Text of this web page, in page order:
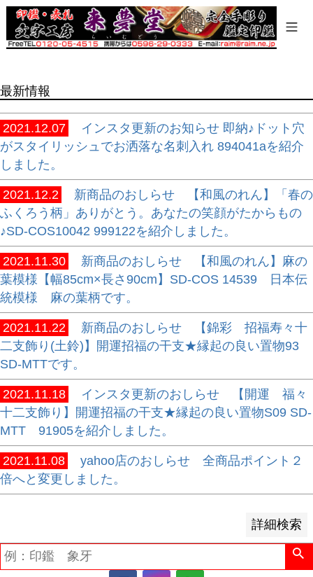
最新情報
2021.12.07
インスタ更新のお知らせ 即納♪ドット穴
がスタイリッシュでお洒落な名刺入れ 894041aを紹介
しました。
2021.12.2
新商品のおしらせ 【和風のれん】「春の
ふくろう柄」ありがとう。あなたの笑顔がたからもの
♪SD-COS10042 999122を紹介しました。
2021.11.30
新商品のおしらせ 【和風のれん】麻の
葉模様【幅85cm×長さ90cm】SD-COS 14539 日本伝
統模様 麻の葉柄です。
2021.11.22
新商品のおしらせ 【錦彩 招福寿々十
二支飾り(土鈴)】開運招福の干支★縁起の良い置物93
SD-MTTです。
2021.11.18
インスタ更新のおしらせ 【開運 福々
十二支飾り】開運招福の干支★縁起の良い置物S09 SD-
MTT 91905を紹介しました。
2021.11.08
yahoo店のおしらせ 全商品ポイント２
倍へと変更しました。
詳細検索
商品タグ
セール
翌日発送
在庫なし商品
在庫なし商品を表示しない
商品番号/JANコード
バンドル販売
予約商品
予約商品のみを表示
並び順
新着順
登録順
価格が安い順
価格が高い順
優先度順
レビュー順
キーワードヒット順
検索